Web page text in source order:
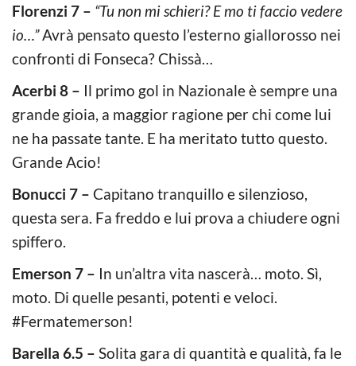
Florenzi 7 – “Tu non mi schieri? E mo ti faccio vedere
io…”Avrà pensato questo l’esterno giallorosso nei
confronti di Fonseca? Chissà…
Acerbi 8 – Il primo gol in Nazionale è sempre una
grande gioia, a maggior ragione per chi come lui
ne ha passate tante. E ha meritato tutto questo.
Grande Acio!
Bonucci 7 – Capitano tranquillo e silenzioso,
questa sera. Fa freddo e lui prova a chiudere ogni
spiffero.
Emerson 7 – In un’altra vita nascerà… moto. Sì,
moto. Di quelle pesanti, potenti e veloci.
#Fermatemerson!
Barella 6.5 – Solita gara di quantità e qualità, fa le